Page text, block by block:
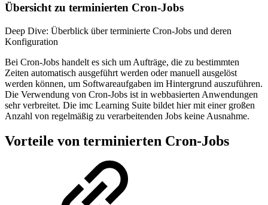
Übersicht zu terminierten Cron-Jobs
Deep Dive: Überblick über terminierte Cron-Jobs und deren
Konfiguration
Bei Cron-Jobs handelt es sich um Aufträge, die zu bestimmten
Zeiten automatisch ausgeführt werden oder manuell ausgelöst
werden können, um Softwareaufgaben im Hintergrund auszuführen.
Die Verwendung von Cron-Jobs ist in webbasierten Anwendungen
sehr verbreitet. Die imc Learning Suite bildet hier mit einer großen
Anzahl von regelmäßig zu verarbeitenden Jobs keine Ausnahme.
Vorteile von terminierten Cron-Jobs